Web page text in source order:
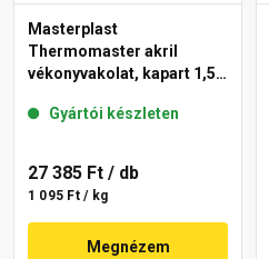
Masterplast
Thermomaster akril
vékonyvakolat, kapart 1,5
Gyártói készleten
27 385 Ft / db
1 095 Ft / kg
Megnézem